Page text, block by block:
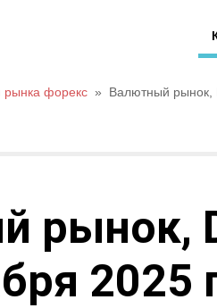
рынка форекс » Валютный рынок,
рынок,
2025